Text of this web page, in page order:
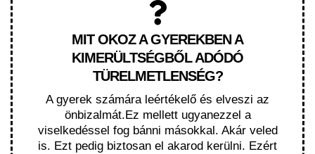
MIT OKOZ A GYEREKBEN A
KIMERÜLTSÉGBŐL ADÓDÓ
TÜRELMETLENSÉG?
A gyerek számára leértékelő és elveszi az
önbizalmát.Ez mellett ugyanezzel a
viselkedéssel fog bánni másokkal. Akár veled
is. Ezt pedig biztosan el akarod kerülni. Ezért